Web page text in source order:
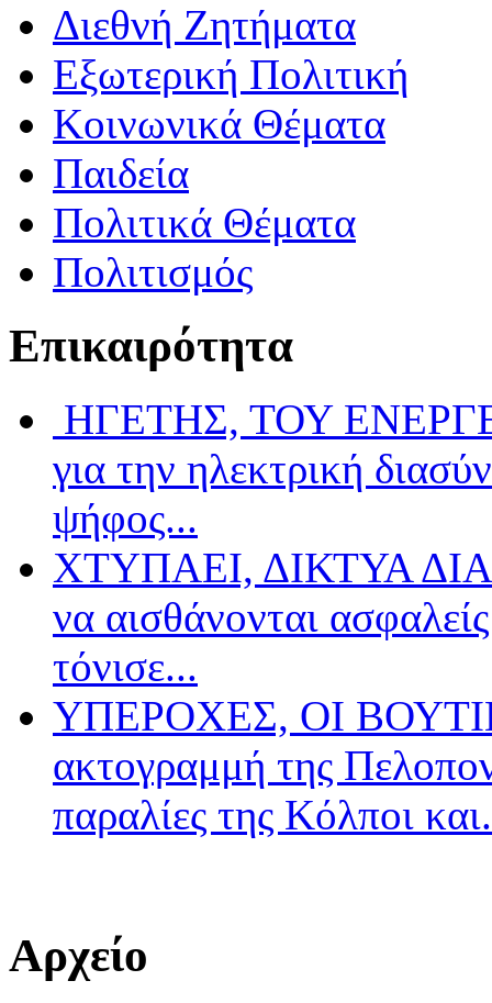
Διεθνή Ζητήματα
Εξωτερική Πολιτική
Κοινωνικά Θέματα
Παιδεία
Πολιτικά Θέματα
Πολιτισμός
Επικαιρότητα
ΗΓΕΤΗΣ, ΤΟΥ
για την ηλεκτρική
ψήφος...
ΧΤΥΠΑΕΙ, ΔΙΚΤΥΑ
να αισθάνονται
τόνισε...
ΥΠΕΡΟΧΕΣ, ΟΙ
ακτογραμμή της
παραλίες της Κόλποι
Αρχείο